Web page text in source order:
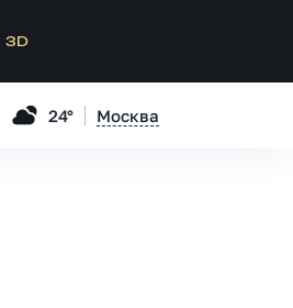
3D
24° Москва